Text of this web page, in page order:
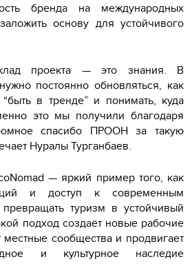
бренда на международных
основу для устойчивого
проекта — это знания. В
постоянно обновляться, как
в тренде” и понимать, куда
это мы получили благодаря
спасибо ПРООН за такую
Нуралы Турганбаев.
— яркий пример того, как
и доступ к современным
туризм в устойчивый
подход создаёт новые рабочие
сообщества и продвигает
и культурное наследие